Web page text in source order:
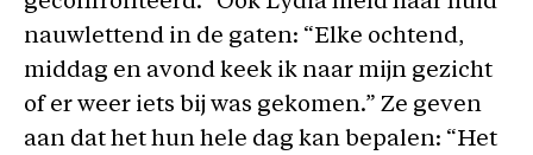
nauwlettend in de gaten: “Elke ochtend,
middag en avond keek ik naar mijn gezicht
of er weer iets bij was gekomen.” Ze geven
aan dat het hun hele dag kan bepalen: “Het